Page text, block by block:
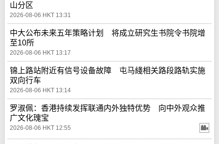
山分区
2026-08-06 HKT 13:31
中大公布未来五年策略计划 将成立研究生书院令书院增
至10所
2026-08-06 HKT 13:17
锦上路站附近有信号设备故障 屯马綫相关路段路轨实施
双向行车
2026-08-06 HKT 13:14
罗淑佩：香港持续发挥联通内外独特优势 向中外观众推
广文化瑰宝
2026-08-06 HKT 12:55